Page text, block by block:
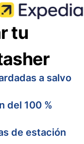
tu
a salvo
del 100 %
de estación